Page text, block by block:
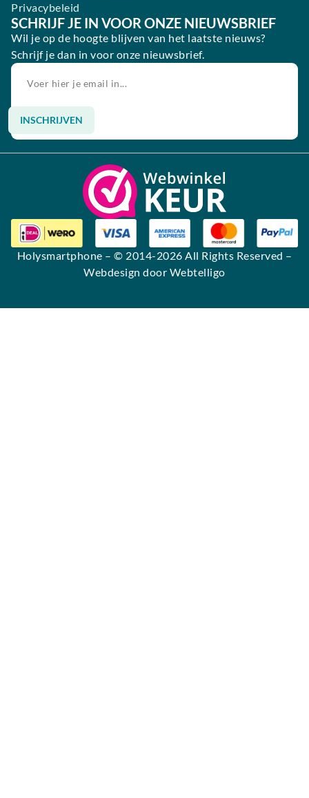
Privacybeleid
SCHRIJF JE IN VOOR ONZE NIEUWSBRIEF
Wil je op de hoogte blijven van het laatste nieuws?
Schrijf je dan in voor onze nieuwsbrief.
INSCHRIJVEN
Alternative:
Holysmartphone – © 2014-2026 All Rights Reserved –
Webdesign door Webtelligo